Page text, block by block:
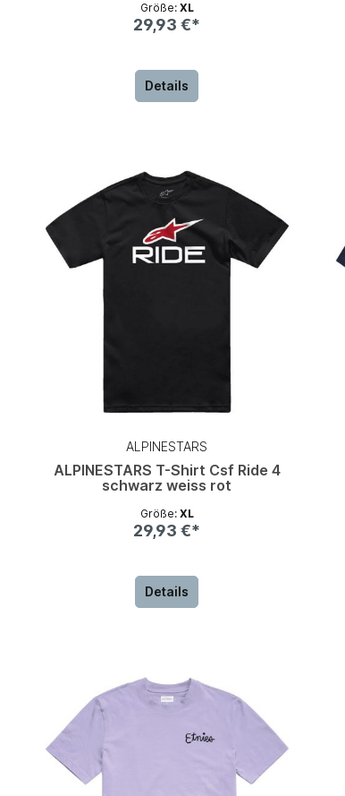
Größe: XL
29,93 €*
Details
ALPINESTARS
ALPINESTARS T-Shirt Csf Ride 4
schwarz weiss rot
Größe: XL
29,93 €*
Details